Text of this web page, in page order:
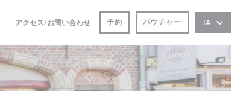
((新しいウィンドウで開きます))
((新しいウィンドウで開きます))
アクセス/お問い合わせ 予約 バウチャー JA